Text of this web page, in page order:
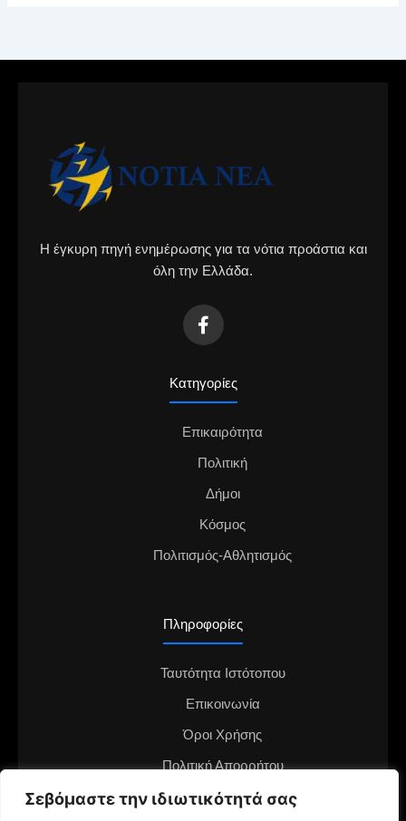
Σεβόμαστε την ιδιωτικότητά σας
Η έγκυρη πηγή ενημέρωσης για τα νότια προάστια και
όλη την Ελλάδα.
Κατηγορίες
Επικαιρότητα
Πολιτική
Δήμοι
Κόσμος
Πολιτισμός-Αθλητισμός
Πληροφορίες
Ταυτότητα Ιστότοπου
Επικοινωνία
Όροι Χρήσης
Πολιτική Απορρήτου
Διαφημιστείτε στο notianea.gr